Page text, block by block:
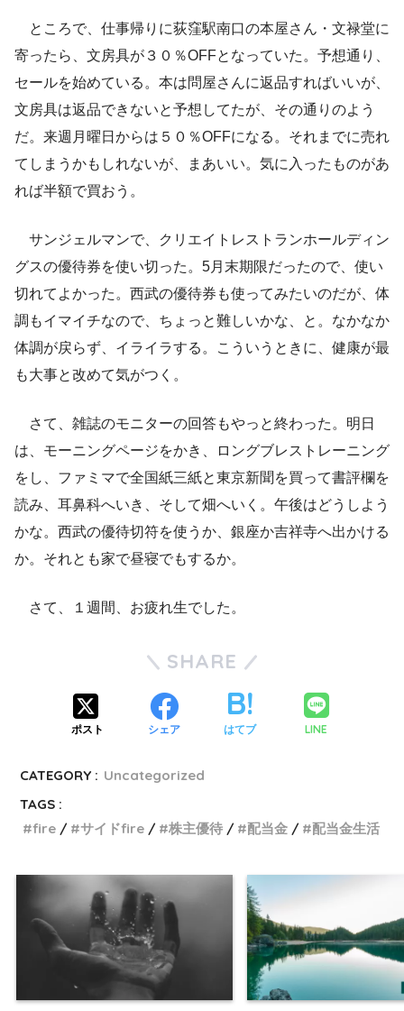
ところで、仕事帰りに荻窪駅南口の本屋さん・文禄堂に
寄ったら、文房具が３０％OFFとなっていた。予想通り、
セールを始めている。本は問屋さんに返品すればいいが、
文房具は返品できないと予想してたが、その通りのよう
だ。来週月曜日からは５０％OFFになる。それまでに売れ
てしまうかもしれないが、まあいい。気に入ったものがあ
れば半額で買おう。
サンジェルマンで、クリエイトレストランホールディン
グスの優待券を使い切った。5月末期限だったので、使い
切れてよかった。西武の優待券も使ってみたいのだが、体
調もイマイチなので、ちょっと難しいかな、と。なかなか
体調が戻らず、イライラする。こういうときに、健康が最
も大事と改めて気がつく。
さて、雑誌のモニターの回答もやっと終わった。明日
は、モーニングページをかき、ロングブレストレーニング
をし、ファミマで全国紙三紙と東京新聞を買って書評欄を
読み、耳鼻科へいき、そして畑へいく。午後はどうしよう
かな。西武の優待切符を使うか、銀座か吉祥寺へ出かける
か。それとも家で昼寝でもするか。
さて、１週間、お疲れ生でした。
SHARE
ポスト シェア はてブ LINE
CATEGORY : Uncategorized
TAGS :
fire
サイドfire 株主優待 配当金 配当金生活